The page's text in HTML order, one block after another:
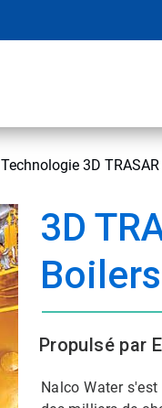
Technologie 3D
3D
Boilers
Propulsé par
Nalco Water